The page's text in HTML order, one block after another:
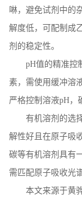
啉，避免试剂中的
解度低，可配制成
剂的稳定性。
pH值的精准控
素，需使用缓冲溶
严格控制溶液pH，
有机溶剂的选
解性好且在原子吸
碳等有机溶剂具有
需匹配原子吸收光
本文来源于黄